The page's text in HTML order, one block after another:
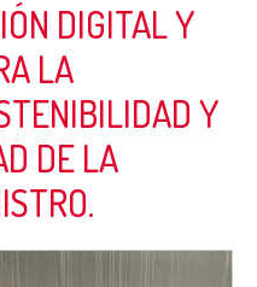
DIGITAL Y
LA
Y
DE LA